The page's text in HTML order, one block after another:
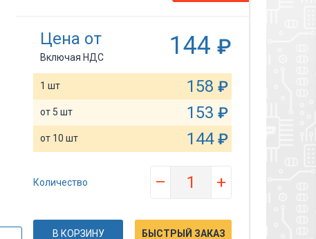
Цена от
Включая НДС 144 ₽
1 шт 158 ₽
от 5 шт 153 ₽
от 10 шт 144 ₽
Количество – +
В КОРЗИНУ БЫСТРЫЙ ЗАКАЗ